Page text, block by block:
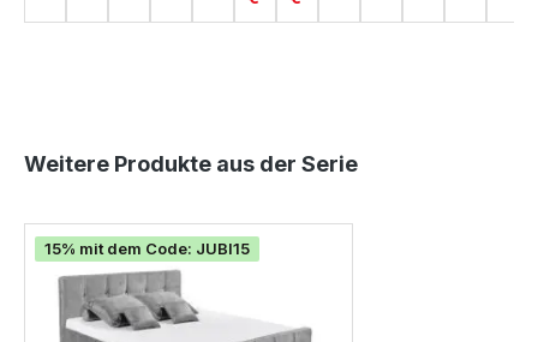
Produktgalerie überspringen
Weitere Produkte aus der Serie
15% mit dem Code: JUBI15